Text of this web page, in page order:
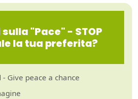
"Pace" - STOP
la tua preferita?
- Give peace a chance